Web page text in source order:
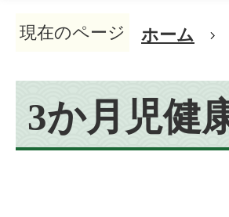
現在のページ ホーム
3か月児健